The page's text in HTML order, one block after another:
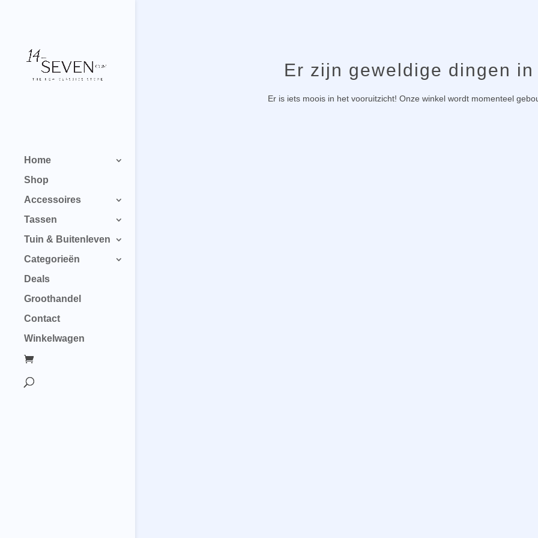
Home
Shop
Accessoires
Tassen
Tuin & Buitenleven
Categorieën
Deals
Groothandel
Contact
Winkelwagen
Er zijn geweldige dingen
Er is iets moois in het vooruitzicht! Onze winkel wordt momenteel